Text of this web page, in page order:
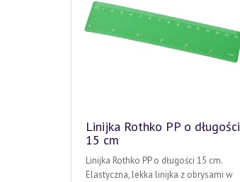
Linijka Rothko PP o długości
15 cm
Linijka Rothko PP o długości 15 cm.
Elastyczna, lekka linijka z obrysami w